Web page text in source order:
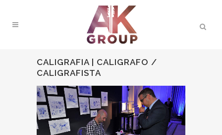
CALIGRAFIA | CALIGRAFO /
CALIGRAFISTA